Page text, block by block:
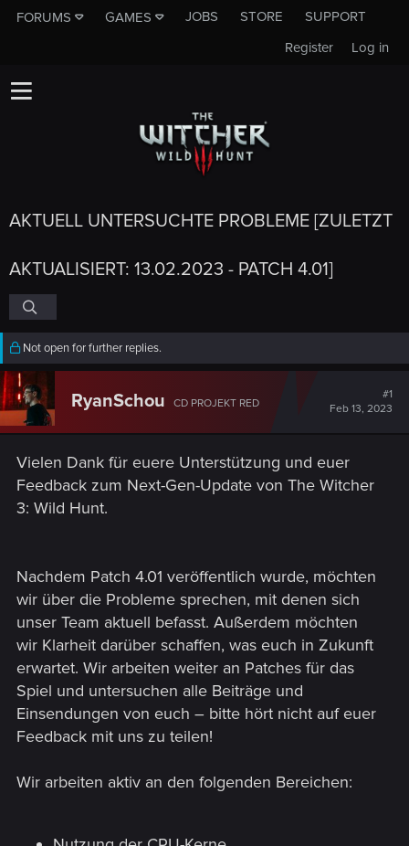
FORUMS GAMES JOBS STORE
SUPPORT
Log in
Register
AKTUELL UNTERSUCHTE PROBLEME [ZULETZT
AKTUALISIERT: 13.02.2023 - PATCH 4.01]
Not open for further replies.
RyanSchou CD PROJEKT RED
#1
Feb 13, 2023
Vielen Dank für euere Unterstützung und euer
Feedback zum Next-Gen-Update von The Witcher
3: Wild Hunt.
Nachdem Patch 4.01 veröffentlich wurde, möchten
wir über die Probleme sprechen, mit denen sich
unser Team aktuell befasst. Außerdem möchten
wir Klarheit darüber schaffen, was euch in Zukunft
erwartet. Wir arbeiten weiter an Patches für das
Spiel und untersuchen alle Beiträge und
Einsendungen von euch – bitte hört nicht auf euer
Feedback mit uns zu teilen!
Wir arbeiten aktiv an den folgenden Bereichen: